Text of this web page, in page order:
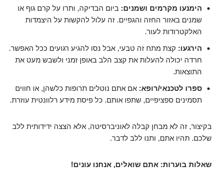
הימנעו מקרמים ושמנים: ביום הבדיקה, ותרו על קרם גוף או
שמנים באזור החזה והגפיים. זה עלול להקשות על היצמדות
האלקטרודות לעור.
הירגעו: קצת מתח זה טבעי, אבל נסו להגיע רגועים ככל האפשר.
חרדה יכולה להעלות את קצב הלב באופן זמני ולשבש מעט את
התוצאות.
ספרו לטכנאי/רופא: אם אתם נוטלים תרופות כלשהן, או חווים
תסמינים ספציפיים, שתפו אותם. כל פיסת מידע רלוונטית עוזרת.
בקיצור, זה לא מבחן קבלה לאוניברסיטה, אלא הצצה ידידותית ללב
שלכם. תהיו אתם, ותנו ללב לדבר.
שאלות בוערות: אתם שואלים, אנחנו עונים!